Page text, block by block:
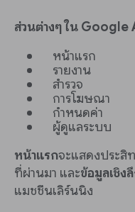
ส่วนต่างๆ ใน Google
หน้าแรก
รายงาน
สำรวจ
การโฆษณา
กำหนดค่า
ผู้ดูแลระบบ
หน้าแรกจะแสดงประสิ
ที่ผ่านมา และข้อมูลเชิง
แมชชีนเลิร์นนิง